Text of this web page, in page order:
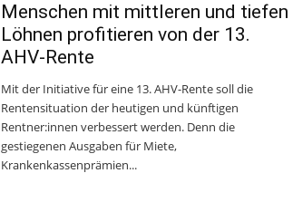
Menschen mit mittleren und tiefen
Löhnen profitieren von der 13.
AHV-Rente
Mit der Initiative für eine 13. AHV-Rente soll die
Rentensituation der heutigen und künftigen
Rentner:innen verbessert werden. Denn die
gestiegenen Ausgaben für Miete,
Krankenkassenprämien...